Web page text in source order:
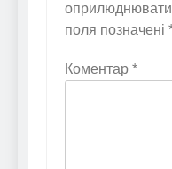
поля позначені
Коментар *